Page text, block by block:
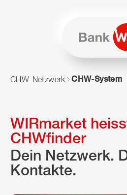
Zum Navigieren dieser Seite
CHW-Netzwerk CHW-System
WIRmarket
CHWfinder
Dein Netzwerk.
Kontakte.